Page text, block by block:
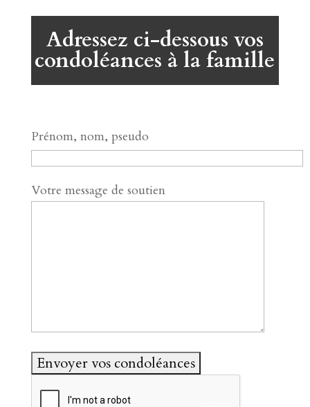
Adressez ci-dessous vos
condoléances à la famille
Prénom, nom, pseudo
Votre message de soutien